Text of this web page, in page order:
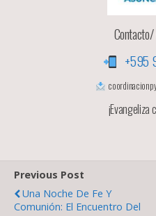
+595
Previous Post
Una Noche De Fe Y
Comunión: El Encuentro Del